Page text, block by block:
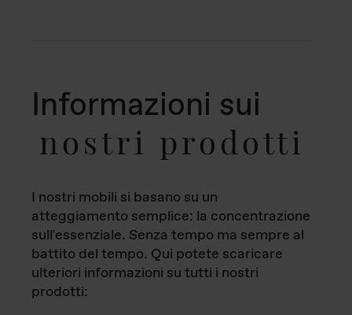
Informazioni sui
nostri prodotti
I nostri mobili si basano su un
atteggiamento semplice: la concentrazione
sull'essenziale. Senza tempo ma sempre al
battito del tempo. Qui potete scaricare
ulteriori informazioni su tutti i nostri
prodotti: